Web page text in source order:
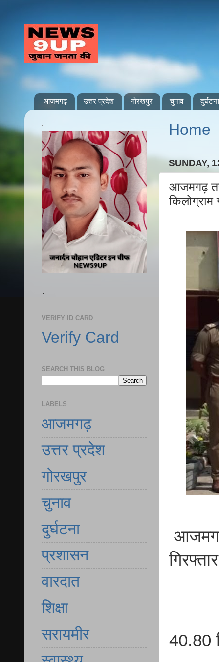
आजमगढ़ उत्तर प्रदेश गोरखपुर चुनाव दुर्घटना
Home
SUNDAY,
आजमगढ़
किलोग्राम
गिरफ्तार
40.80
.
.
VERIFY ID CARD
Verify Card
SEARCH THIS BLOG
LABELS
आजमगढ़
उत्तर प्रदेश
गोरखपुर
चुनाव
दुर्घटना
प्रशासन
वारदात
शिक्षा
सरायमीर